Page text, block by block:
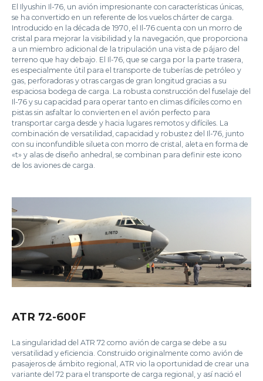
El Ilyushin Il-76, un avión impresionante con características únicas,
se ha convertido en un referente de los vuelos chárter de carga.
Introducido en la década de 1970, el Il-76 cuenta con un morro de
cristal para mejorar la visibilidad y la navegación, que proporciona
a un miembro adicional de la tripulación una vista de pájaro del
terreno que hay debajo. El Il-76, que se carga por la parte trasera,
es especialmente útil para el transporte de tuberías de petróleo y
gas, perforadoras y otras cargas de gran longitud gracias a su
espaciosa bodega de carga. La robusta construcción del fuselaje del
Il-76 y su capacidad para operar tanto en climas difíciles como en
pistas sin asfaltar lo convierten en el avión perfecto para
transportar carga desde y hacia lugares remotos y difíciles. La
combinación de versatilidad, capacidad y robustez del Il-76, junto
con su inconfundible silueta con morro de cristal, aleta en forma de
«t» y alas de diseño anhedral, se combinan para definir este icono
de los aviones de carga.
ATR 72-600F
La singularidad del ATR 72 como avión de carga se debe a su
versatilidad y eficiencia. Construido originalmente como avión de
pasajeros de ámbito regional, ATR vio la oportunidad de crear una
variante del 72 para el transporte de carga regional, y así nació el